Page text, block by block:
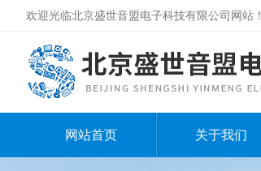
欢迎光临北京盛世音盟电子科技有限公司网站！
网站首页 关于我们